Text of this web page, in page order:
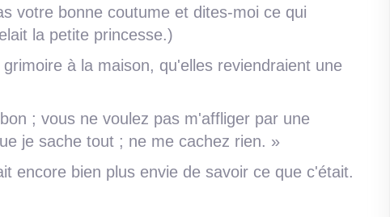
votre bonne coutume et dites-moi ce qui
la petite princesse.)
à la maison, qu'elles reviendraient une
; vous ne voulez pas m'affliger par une
je sache tout ; ne me cachez rien. »
encore bien plus envie de savoir ce que c'était.